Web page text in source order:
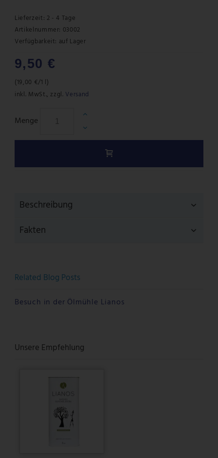
Lieferzeit: 2 - 4 Tage
Artikelnummer: 03002
Verfügbarkeit: auf Lager
9,50 €
(19,00 €/1 l)
inkl. MwSt., zzgl. Versand
Menge
Beschreibung
Fakten
Related Blog Posts
Besuch in der Ölmühle Lianos
Unsere Empfehlung